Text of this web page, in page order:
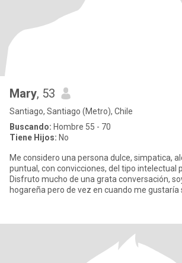
Mary, 53
Santiago, Santiago (Metro), Chile
Buscando: Hombre 55 - 70
Tiene Hijos: No
Me considero una persona dulce, simpatica,
puntual, con convicciones, del tipo intelectual
Disfruto mucho de una grata conversación,
hogareña pero de vez en cuando me gustaría